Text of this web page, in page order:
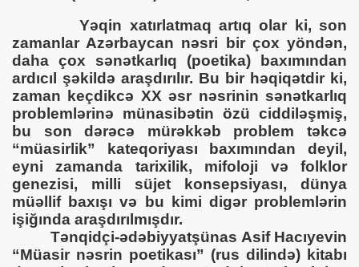
Yəqin xatırlatmaq artıq olar ki, son
zamanlar Azərbaycan nəsri bir çox yöndən,
daha çox sənətkarlıq (poetika) baxımından
ardıcıl şəkildə araşdırılır. Bu bir həqiqətdir ki,
zaman keçdikcə XX əsr nəsrinin sənətkarlıq
problemlərinə münasibətin özü ciddiləşmiş,
bu son dərəcə mürəkkəb problem təkcə
“müasirlik” kateqoriyası baxımından deyil,
eyni zamanda tarixilik, mifoloji və folklor
genezisi, milli süjet konsepsiyası, dünya
müəllif baxışı və bu kimi digər problemlərin
işiğında araşdırılmışdır.
Tənqidçi-ədəbiyyatşünas Asif Hacıyevin
“Müasir nəsrin poetikası” (rus dilində) kitabı